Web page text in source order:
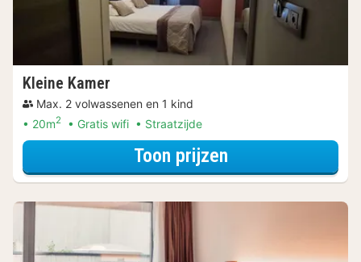
Kleine Kamer
Max. 2 volwassenen en 1 kind
20m2 Gratis wifi Straatzijde
Toon prijzenvoor Met